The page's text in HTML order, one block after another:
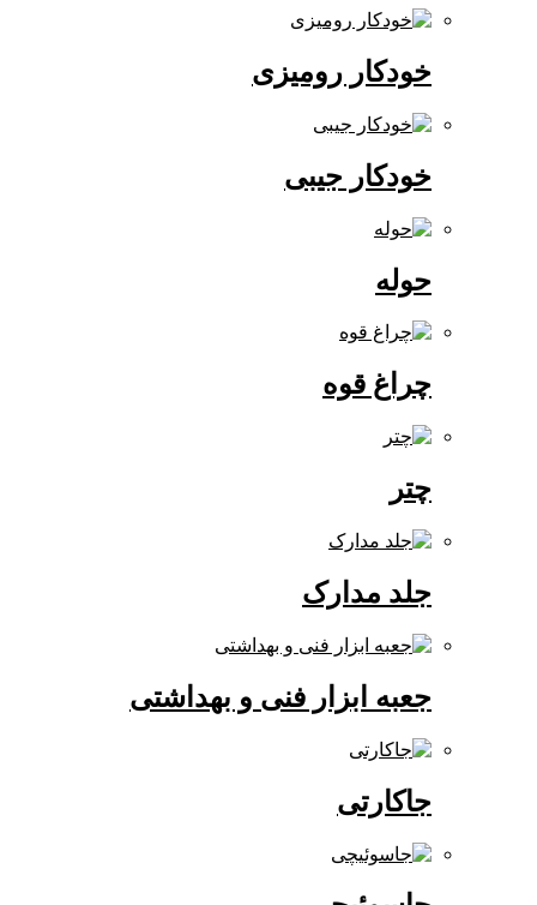
خودکار رومیزی
خودکار جیبی
چراغ قوه
جلد مدارک
جعبه ابزار فنی و بهداشتی